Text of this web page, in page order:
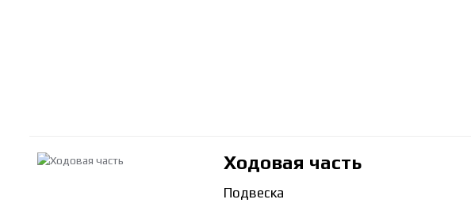
Ходовая часть
Подвеска